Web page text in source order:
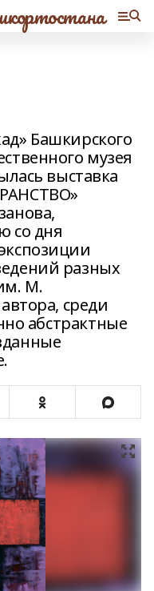
Башкирского
музея
выставка
со дня
разных
М.
среди
абстрактные